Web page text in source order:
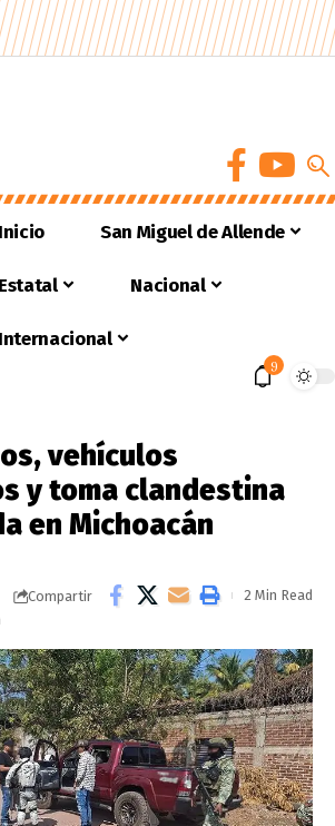
Inicio San Miguel de Allende
Estatal Nacional
Internacional
9
vehículos
y toma clandestina
en Michoacán
Compartir
2 Min Read